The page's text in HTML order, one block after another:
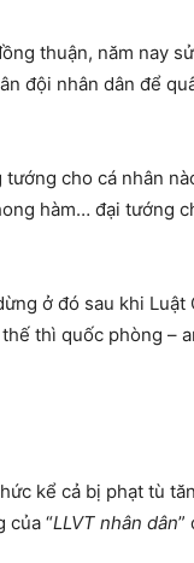
thuận, năm nay
đội nhân dân để
cho cá nhân
hàm… đại tướng
ở đó sau khi Luật
thì quốc phòng –
kể cả bị phạt tù
của “LLVT nhân dân”